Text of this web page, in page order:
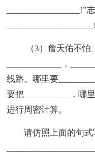
________________!”
（3）詹天佑不怕
____________，
线路。哪里要
要把__________，哪
进行周密计算。
请仿照上面的句式